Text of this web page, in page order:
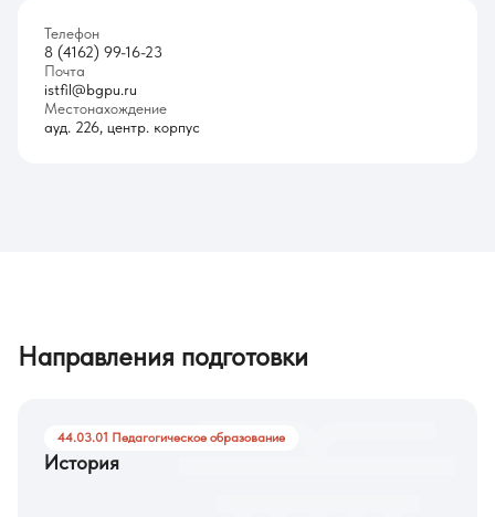
Телефон
8 (4162) 99-16-23
Почта
istfil@bgpu.ru
Местонахождение
ауд. 226, центр. корпус
Направления подготовки
44.03.01 Педагогическое образование
История